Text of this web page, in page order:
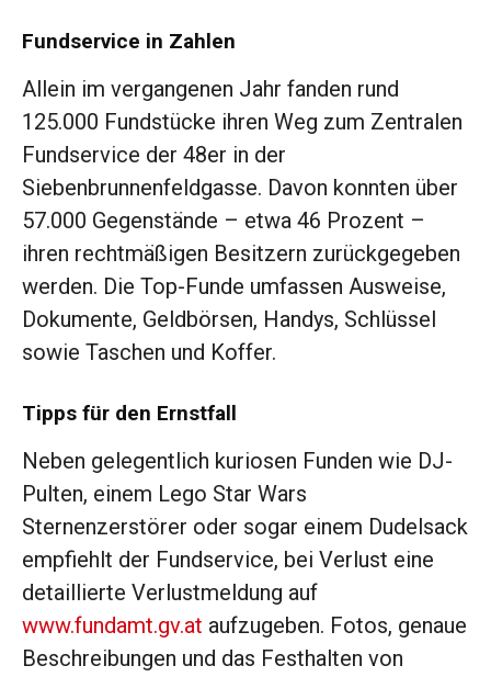
Fundservice in Zahlen
Allein im vergangenen Jahr fanden rund
125.000 Fundstücke ihren Weg zum Zentralen
Fundservice der 48er in der
Siebenbrunnenfeldgasse. Davon konnten über
57.000 Gegenstände – etwa 46 Prozent –
ihren rechtmäßigen Besitzern zurückgegeben
werden. Die Top-Funde umfassen Ausweise,
Dokumente, Geldbörsen, Handys, Schlüssel
sowie Taschen und Koffer.
Tipps für den Ernstfall
Neben gelegentlich kuriosen Funden wie DJ-
Pulten, einem Lego Star Wars
Sternenzerstörer oder sogar einem Dudelsack
empfiehlt der Fundservice, bei Verlust eine
detaillierte Verlustmeldung auf
www.fundamt.gv.at aufzugeben. Fotos, genaue
Beschreibungen und das Festhalten von